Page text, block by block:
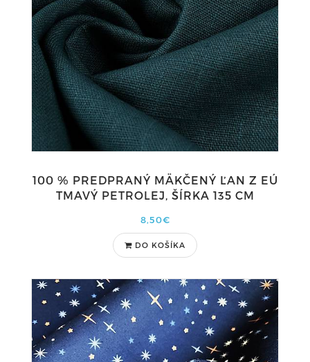
100 % PREDPRANÝ MÄKČENÝ ĽAN Z EÚ
TMAVÝ PETROLEJ, ŠÍRKA 135 CM
8,50€
DO KOŠÍKA